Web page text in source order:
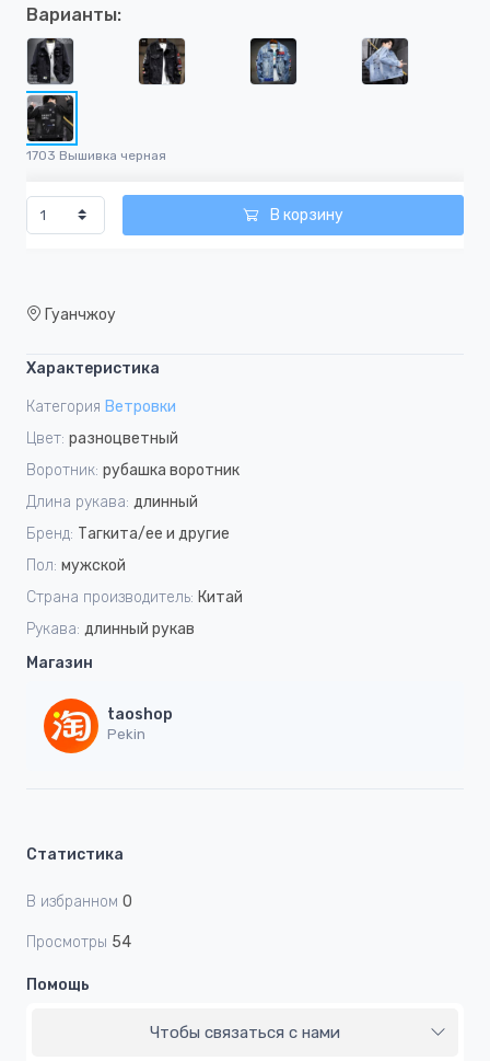
Варианты:
1703 Вышивка черная
В корзину
Гуанчжоу
Характеристика
Категория Ветровки
Цвет: разноцветный
Воротник: рубашка воротник
Длина рукава: длинный
Бренд: Тагкита/ее и другие
Пол: мужской
Страна производитель: Китай
Рукава: длинный рукав
Магазин
taoshop
Pekin
Статистика
В избранном 0
Просмотры 54
Помощь
Чтобы связаться с нами